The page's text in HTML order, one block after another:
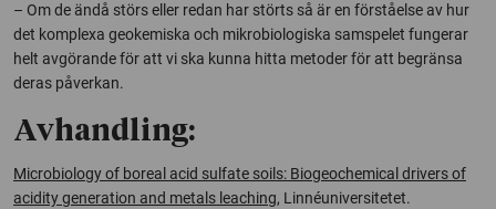
– Om de ändå störs eller redan har störts så är en förståelse av hur
det komplexa geokemiska och mikrobiologiska samspelet fungerar
helt avgörande för att vi ska kunna hitta metoder för att begränsa
deras påverkan.
Avhandling:
Microbiology of boreal acid sulfate soils: Biogeochemical drivers of
acidity generation and metals leaching, Linnéuniversitetet.